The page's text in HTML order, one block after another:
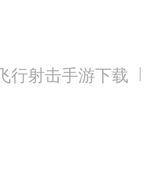
行射击手游下载